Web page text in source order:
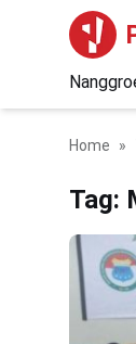
Home
Tag: